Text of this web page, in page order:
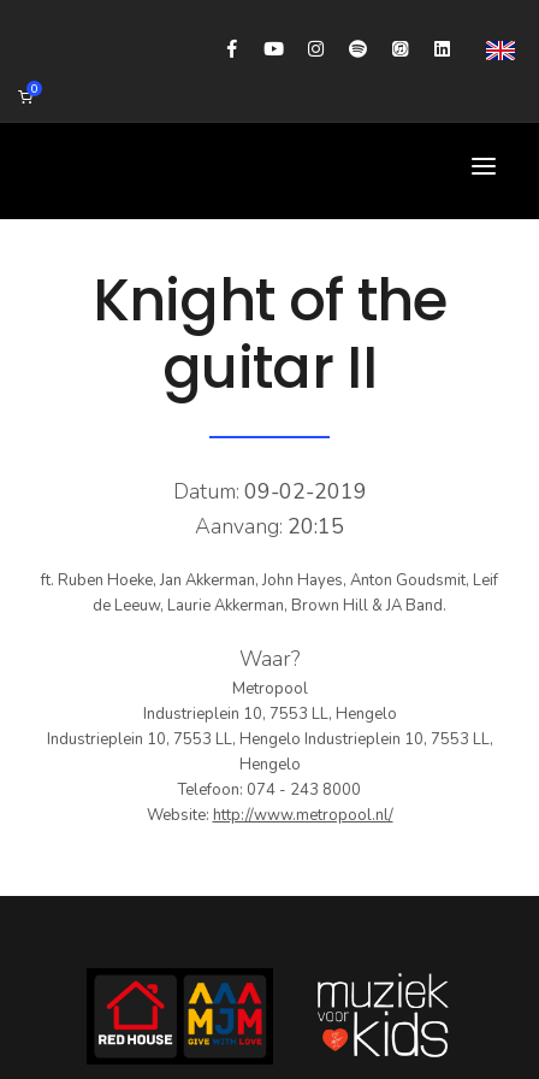
0
AGENDA
BIOGRAFIE
GITAARWORKSHOP
PERS
NIEUWS
CONTACT
Knight of the
guitar II
Datum: 09-02-2019
Aanvang: 20:15
ft. Ruben Hoeke, Jan Akkerman, John Hayes, Anton Goudsmit, Leif
de Leeuw, Laurie Akkerman, Brown Hill & JA Band.
Waar?
Metropool
Industrieplein 10, 7553 LL, Hengelo
Industrieplein 10, 7553 LL, Hengelo Industrieplein 10, 7553 LL,
Hengelo
Telefoon: 074 - 243 8000
Website: http://www.metropool.nl/